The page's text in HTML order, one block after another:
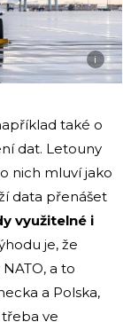
i
také o
dat. Letouny
nich mluví jako
data přenášet
využitelné i
je, že
a to
a Polska,
ve